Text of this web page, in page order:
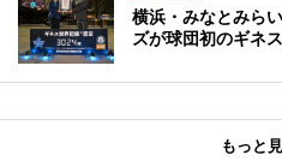
横浜・みなとみら
ズが球団初のギネ
もっと